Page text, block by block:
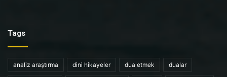
Tags
analiz araştırma dini hikayeler dua etmek dualar